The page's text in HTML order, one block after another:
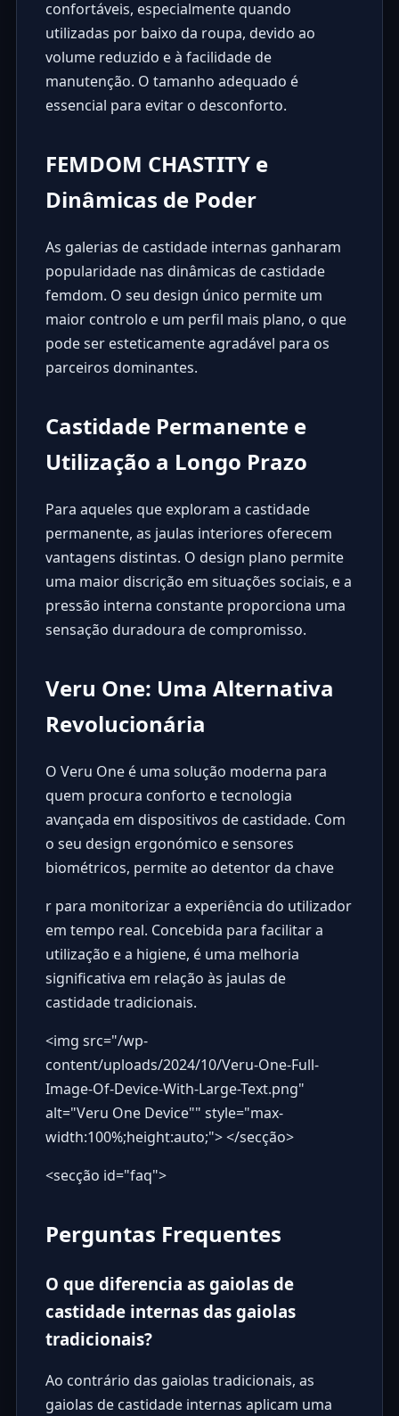
confortáveis, especialmente quando
utilizadas por baixo da roupa, devido ao
volume reduzido e à facilidade de
manutenção. O tamanho adequado é
essencial para evitar o desconforto.
FEMDOM CHASTITY e
Dinâmicas de Poder
As galerias de castidade internas ganharam
popularidade nas dinâmicas de castidade
femdom. O seu design único permite um
maior controlo e um perfil mais plano, o que
pode ser esteticamente agradável para os
parceiros dominantes.
Castidade Permanente e
Utilização a Longo Prazo
Para aqueles que exploram a castidade
permanente, as jaulas interiores oferecem
vantagens distintas. O design plano permite
uma maior discrição em situações sociais, e a
pressão interna constante proporciona uma
sensação duradoura de compromisso.
Veru One: Uma Alternativa
Revolucionária
O Veru Oneé uma solução moderna para
quem procura conforto e tecnologia
avançada em dispositivos de castidade. Com
o seu design ergonómico e sensores
biométricos, permite ao detentor da chave
r para monitorizar a experiência do utilizador
em tempo real. Concebida para facilitar a
utilização e a higiene, é uma melhoria
significativa em relação às jaulas de
castidade tradicionais.
<img src="/wp-
content/uploads/2024/10/Veru-One-Full-
Image-Of-Device-With-Large-Text.png"
alt="Veru One Device"" style="max-
width:100%;height:auto;"> </secção>
<secção id="faq">
Perguntas Frequentes
O que diferencia as gaiolas de
castidade internas das gaiolas
tradicionais?
Ao contrário das gaiolas tradicionais, as
gaiolas de castidade internas aplicam uma